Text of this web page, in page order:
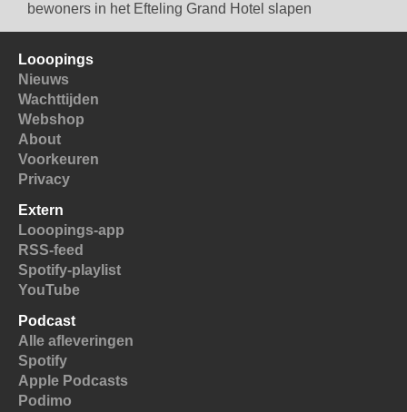
bewoners in het Efteling Grand Hotel slapen
Looopings
Nieuws
Wachttijden
Webshop
About
Voorkeuren
Privacy
Extern
Looopings-app
RSS-feed
Spotify-playlist
YouTube
Podcast
Alle afleveringen
Spotify
Apple Podcasts
Podimo